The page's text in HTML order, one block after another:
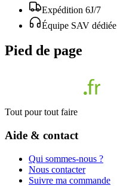
Expédition 6J/7
Équipe SAV dédiée
Pied de page
Tout pour tout faire
Aide & contact
Qui sommes-nous ?
Nous contacter
Suivre ma commande